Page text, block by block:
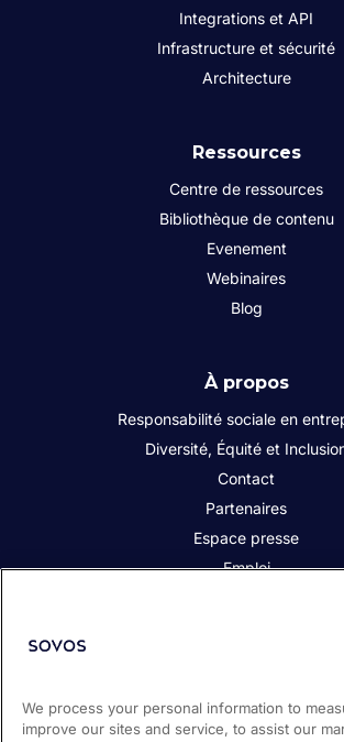
Integrations et API
Infrastructure et sécurité
Architecture
Ressources
Centre de ressources
Bibliothèque de contenu
Evenement
Webinaires
Blog
À propos
Responsabilité sociale en
Diversité, Équité et
Contact
Partenaires
Espace presse
Emploi
Déclaration TVA
Détermination de l’IPT
We process your personal information to
improve our sites and service, to assist our